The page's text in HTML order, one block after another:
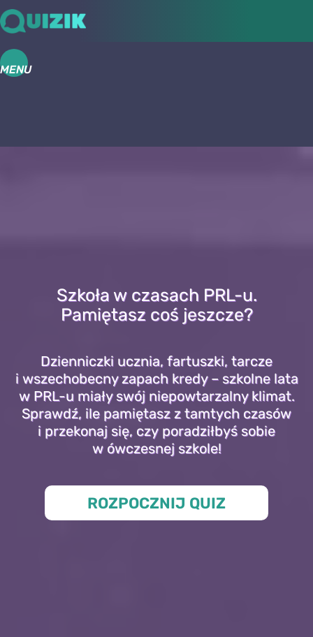
MENU
Szkoła w czasach PRL-u.
Pamiętasz coś jeszcze?
Dzienniczki ucznia, fartuszki, tarcze
i wszechobecny zapach kredy – szkolne lata
w PRL-u miały swój niepowtarzalny klimat.
Sprawdź, ile pamiętasz z tamtych czasów
i przekonaj się, czy poradziłbyś sobie
w ówczesnej szkole!
ROZPOCZNIJ QUIZ